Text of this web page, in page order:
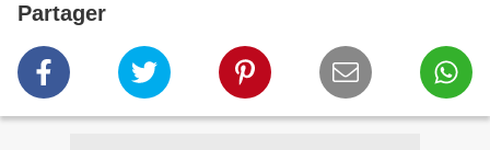
Partager